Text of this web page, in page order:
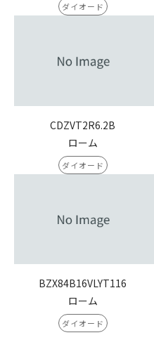
ダイオード
CDZVT2R6.2B
ローム
ダイオード
BZX84B16VLYT116
ローム
ダイオード